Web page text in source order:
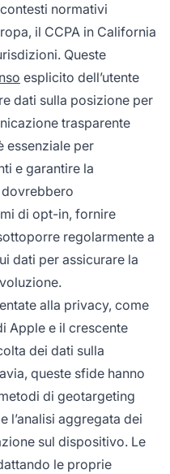
normativi
il CCPA in California
Queste
esplicito dell’utente
dati sulla posizione per
trasparente
essenziale per
e garantire la
di opt-in, fornire
regolarmente a
dati per assicurare la
alla privacy, come
Apple e il crescente
dei dati sulla
queste sfide hanno
di geotargeting
l’analisi aggregata dei
sul dispositivo. Le
le proprie